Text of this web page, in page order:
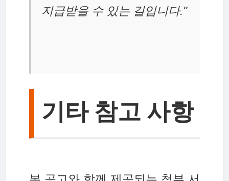
지급받을 수 있는 길입니다."
기타 참고 사항